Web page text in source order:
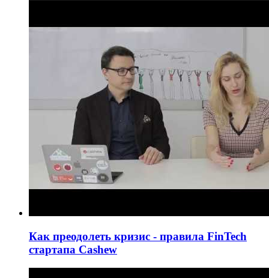
Как преодолеть кризис - правила FinTech
стартапа Cashew